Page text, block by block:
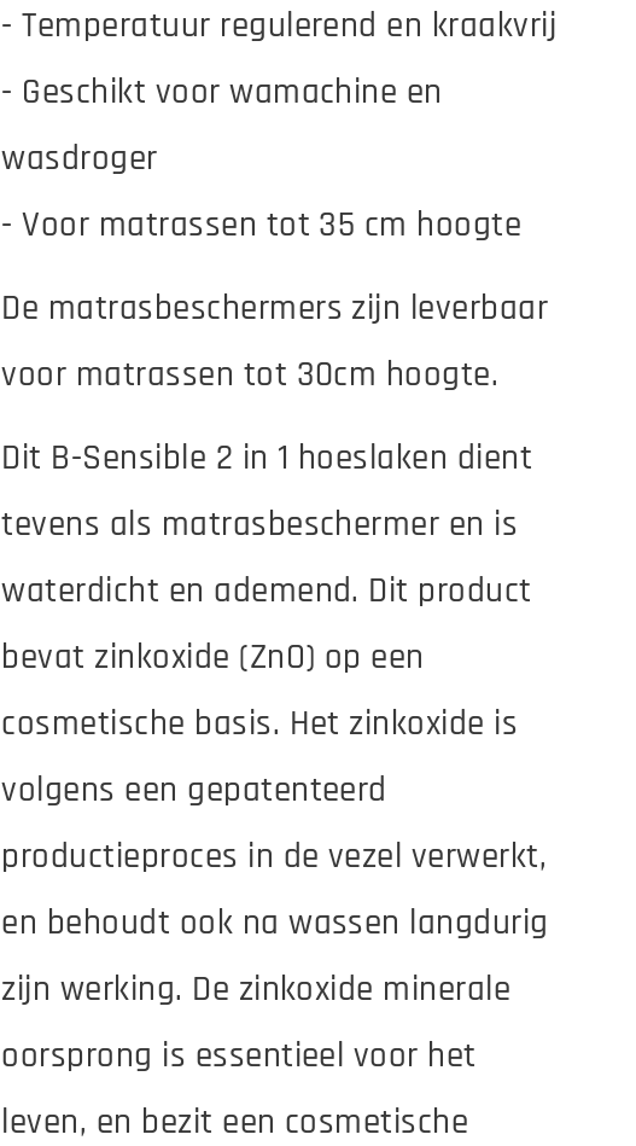
- Temperatuur regulerend en kraakvrij
- Geschikt voor wamachine en
wasdroger
- Voor matrassen tot 35 cm hoogte
De matrasbeschermers zijn leverbaar
voor matrassen tot 30cm hoogte.
Dit B-Sensible 2 in 1 hoeslaken dient
tevens als matrasbeschermer en is
waterdicht en ademend. Dit product
bevat zinkoxide (ZnO) op een
cosmetische basis. Het zinkoxide is
volgens een gepatenteerd
productieproces in de vezel verwerkt,
en behoudt ook na wassen langdurig
zijn werking. De zinkoxide minerale
oorsprong is essentieel voor het
leven, en bezit een cosmetische